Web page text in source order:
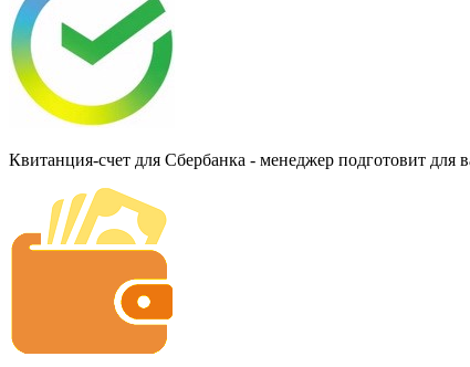
Квитанция-счет для Сбербанка - менеджер подготовит для